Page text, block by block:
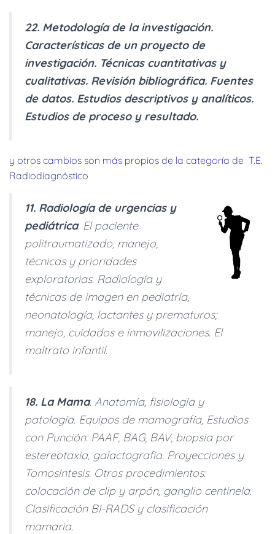
22. Metodología de la investigación.
Características de un proyecto de
investigación. Técnicas cuantitativas y
cualitativas. Revisión bibliográfica. Fuentes
de datos. Estudios descriptivos y analíticos.
Estudios de proceso y resultado.
y otros cambios son más propios de la categoría de T.E.
Radiodiagnóstico
11. Radiología de urgencias y
pediátrica. El paciente
politraumatizado, manejo,
técnicas y prioridades
exploratorias. Radiología y
técnicas de imagen en pediatría,
neonatología, lactantes y prematuros;
manejo, cuidados e inmovilizaciones. El
maltrato infantil.
18. La Mama. Anatomía, fisiología y
patología. Equipos de mamografía, Estudios
con Punción: PAAF, BAG, BAV, biopsia por
estereotaxia, galactografía. Proyecciones y
Tomosíntesis. Otros procedimientos:
colocación de clip y arpón, ganglio centinela.
Clasificación BI-RADS y clasificación
mamaria.